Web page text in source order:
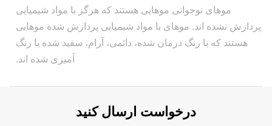
موهای نوجوانی موهایی هستند که هرگز با مواد شیمیایی
پردازش نشده اند. موهای با مواد شیمیایی پردازش شده موهایی
هستند که با رنگ درمان شده، دائمی، آرام، سفید شده یا رنگ
آمیزی شده اند.
درخواست ارسال کنید